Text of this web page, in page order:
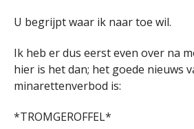
U begrijpt waar ik naar toe wil.
Ik heb er dus eerst even over na
hier is het dan; het goede nieuws
minarettenverbod is:
*TROMGEROFFEL*